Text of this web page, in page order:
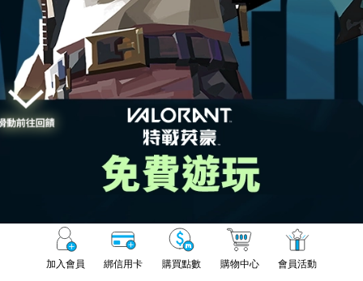
加入會員 綁信用卡 購買點數 購物中心 會員活動